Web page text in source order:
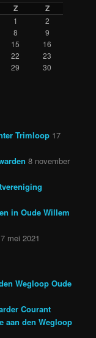
Z Z
1
2
8
9
15
16
22
23
29
30
Trimloop 17
8 november
in Oude Willem
mei 2021
Wegloop Oude
Courant
aan den Wegloop